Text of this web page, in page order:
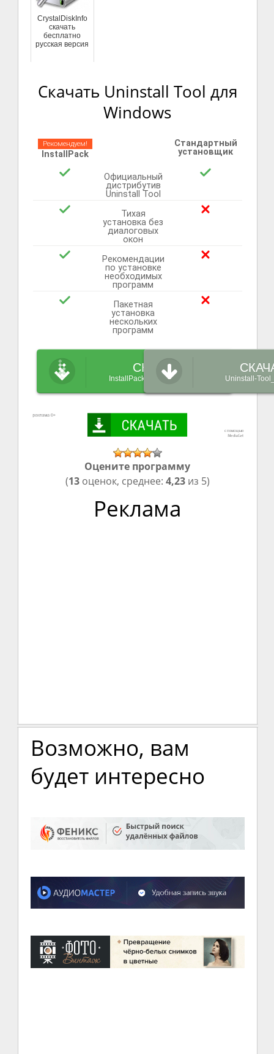
CrystalDiskInfo
скачать
бесплатно
русская версия
Скачать Uninstall Tool для
Windows
Рекомендуем!
InstallPack
Стандартный
установщик
Официальный
дистрибутив
Uninstall Tool
Тихая
установка без
диалоговых
окон
Рекомендации
по установке
необходимых
программ
Пакетная
установка
нескольких
программ
СКАЧАТЬ
InstallPack_Uninstall-Tool.exe Uninstall-
Оцените программу
(13оценок, среднее: 4,23из 5)
Реклама
Возможно, вам
будет интересно